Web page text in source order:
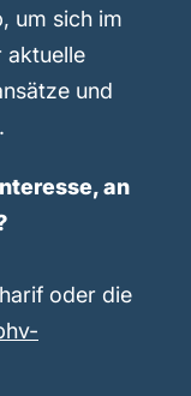
um sich im
aktuelle
und
an
oder die